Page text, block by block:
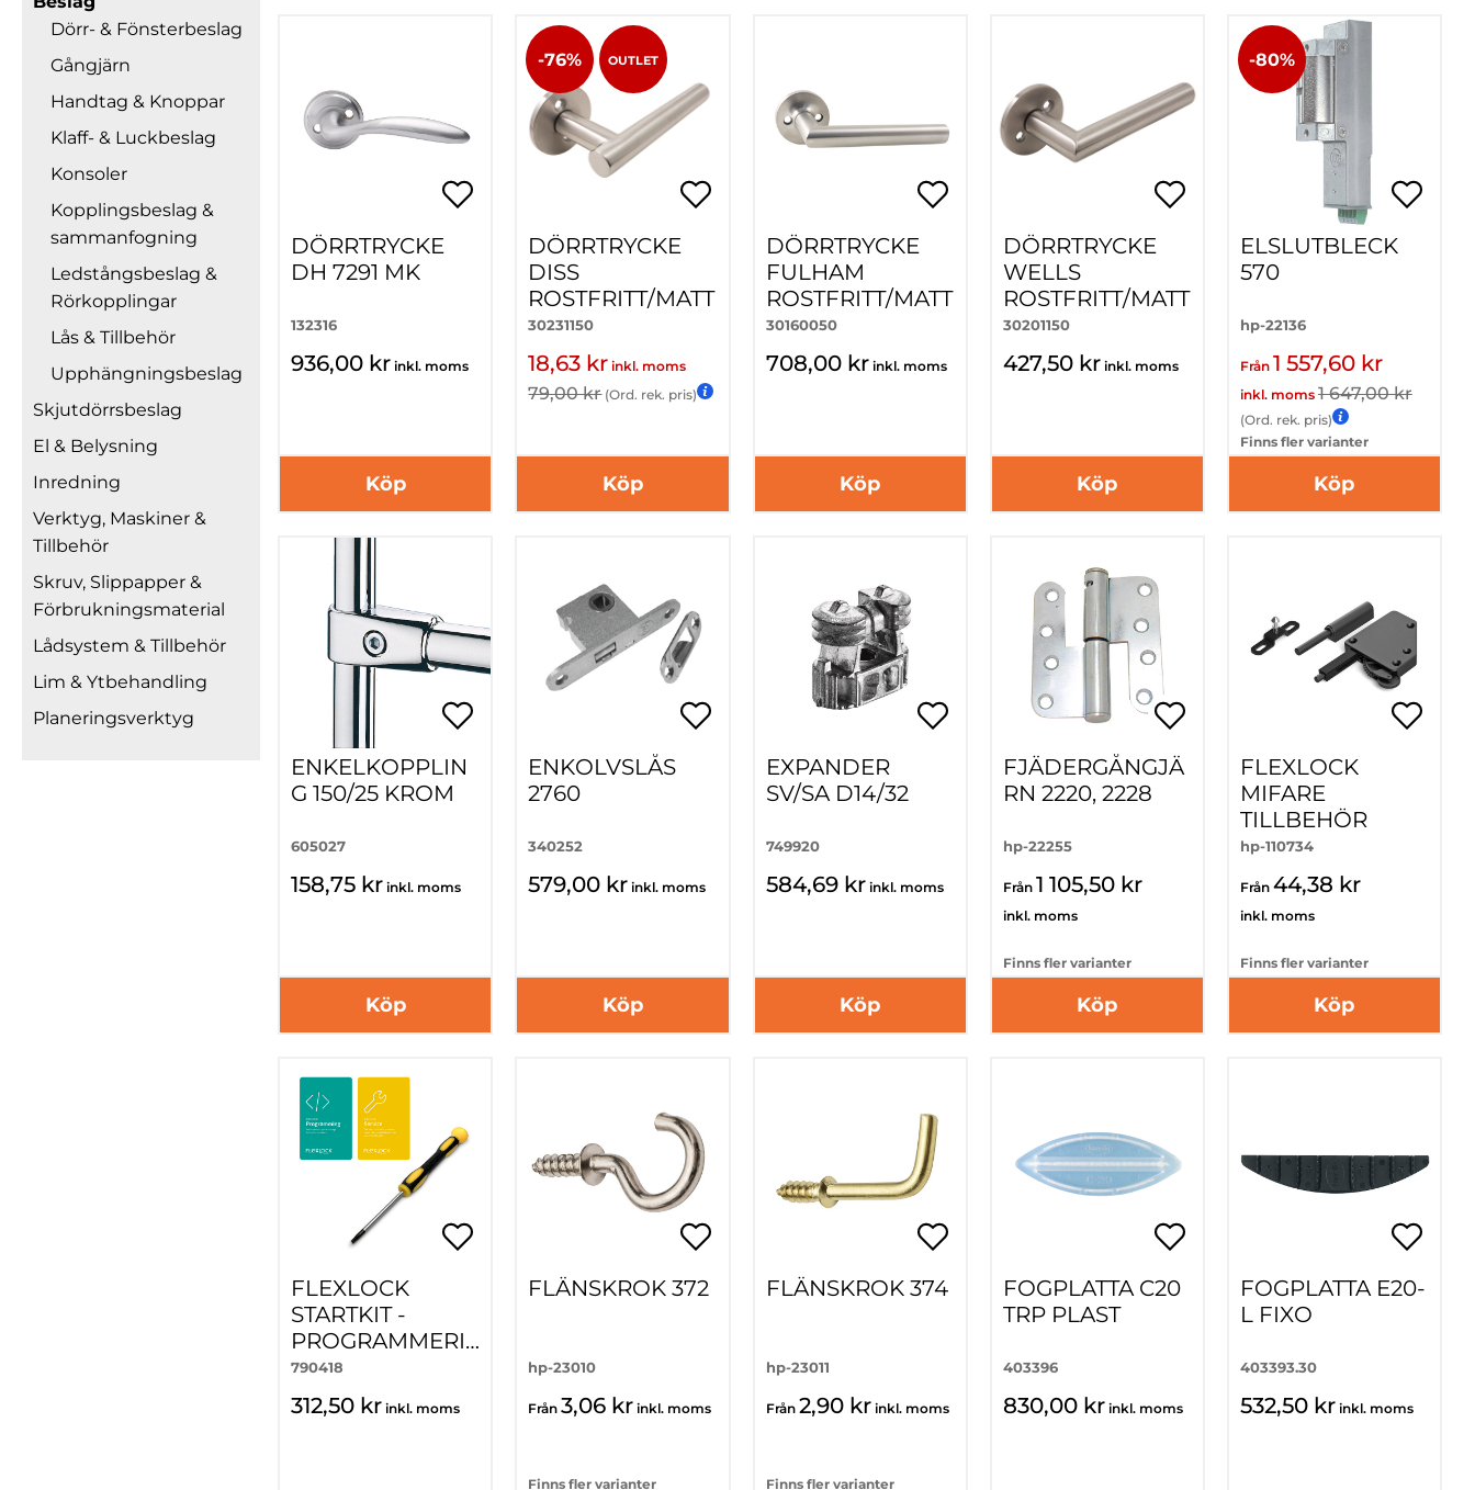
Dörr- & Fönsterbeslag
Gångjärn
Handtag & Knoppar
Klaff- & Luckbeslag
Konsoler
Kopplingsbeslag &
sammanfogning
Ledstångsbeslag &
Rörkopplingar
Lås & Tillbehör
Upphängningsbeslag
Skjutdörrsbeslag
El & Belysning
Inredning
Verktyg, Maskiner &
Tillbehör
Skruv, Slippapper &
Förbrukningsmaterial
Lådsystem & Tillbehör
Lim & Ytbehandling
Planeringsverktyg
DÖRRTRYCKE
DH 7291 MK
132316
936,00 kr inkl. moms
Köp
-76% OUTLET
DÖRRTRYCKE
DISS
ROSTFRITT/MATT
30231150
18,63 kr inkl. moms
79,00 kr (Ord. rek. pris)
Köp
DÖRRTRYCKE
FULHAM
ROSTFRITT/MATT
30160050
708,00 kr inkl. moms
Köp
DÖRRTRYCKE
WELLS
ROSTFRITT/MATT
30201150
427,50 kr inkl. moms
Köp
-80%
ELSLUTBLECK
570
hp-22136
Från 1 557,60 kr
inkl. moms 1 647,00 kr
(Ord. rek. pris)
Finns fler varianter
Köp
ENKELKOPPLIN
G 150/25 KROM
605027
158,75 kr inkl. moms
Köp
ENKOLVSLÅS
2760
340252
579,00 kr inkl. moms
Köp
EXPANDER
SV/SA D14/32
749920
584,69 kr inkl. moms
Köp
FJÄDERGÅNGJÄ
RN 2220, 2228
hp-22255
Från 1 105,50 kr
inkl. moms
Finns fler varianter
Köp
FLEXLOCK
MIFARE
TILLBEHÖR
hp-110734
Från 44,38 kr
inkl. moms
Finns fler varianter
Köp
FLEXLOCK
STARTKIT -
PROGRAMMERI
NG+SERVICE
KORT+SKRUVME
JSEL
790418
312,50 kr inkl. moms
FLÄNSKROK 372
hp-23010
Från 3,06 kr inkl. moms
Finns fler varianter
FLÄNSKROK 374
hp-23011
Från 2,90 kr inkl. moms
Finns fler varianter
FOGPLATTA C20
TRP PLAST
403396
830,00 kr inkl. moms
FOGPLATTA E20-
L FIXO
403393.30
532,50 kr inkl. moms